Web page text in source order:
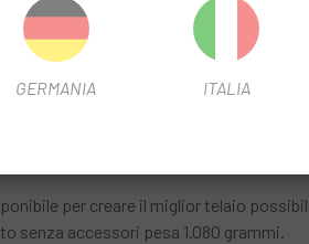
di Alma , il triangolo posteriore
watt persi per affaticamento e
per creare il miglior telaio
senza accessori pesa 1.080 grammi.
GERMANIA ITALIA